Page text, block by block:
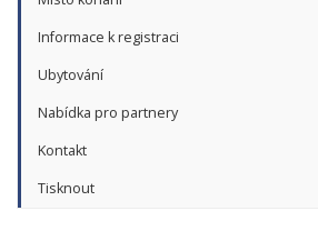
Informace k registraci
Ubytování
Nabídka pro partnery
Kontakt
Tisknout